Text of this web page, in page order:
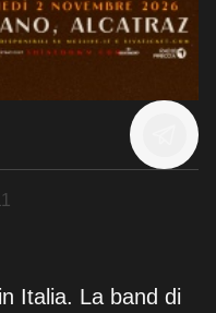
Italia. La band di